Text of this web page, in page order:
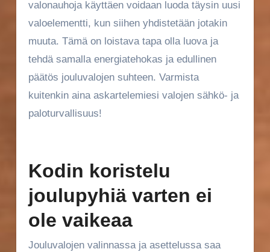
valonauhoja käyttäen voidaan luoda täysin uusi
valoelementti, kun siihen yhdistetään jotakin
muuta. Tämä on loistava tapa olla luova ja
tehdä samalla energiatehokas ja edullinen
päätös jouluvalojen suhteen. Varmista
kuitenkin aina askartelemiesi valojen sähkö- ja
paloturvallisuus!
Kodin koristelu
joulupyhiä varten ei
ole vaikeaa
Jouluvalojen valinnassa ja asettelussa saa